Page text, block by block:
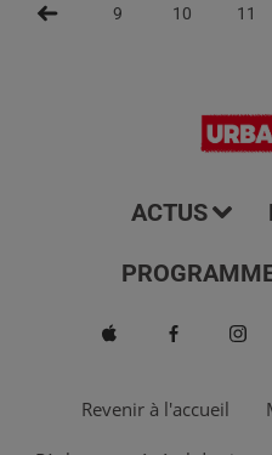
9 10 11
ACTUS
Revenir à l'accueil